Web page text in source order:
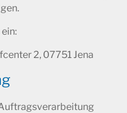
2, 07751 Jena